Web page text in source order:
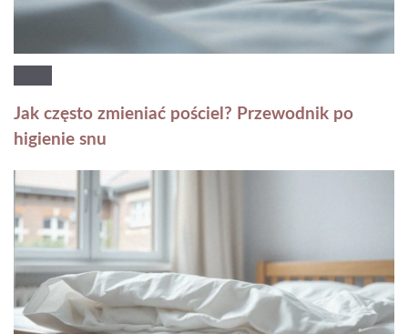
Jak często zmieniać pościel? Przewodnik po
higienie snu